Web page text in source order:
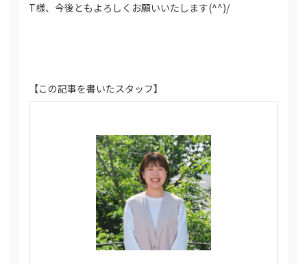
T様、今後ともよろしくお願いいたします(^^)/
【この記事を書いたスタッフ】